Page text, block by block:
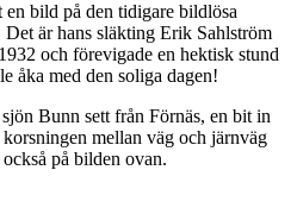
bild på den tidigare bildlösa
är hans släkting Erik Sahlström
och förevigade en hektisk stund
åka med den soliga dagen!
Bunn sett från Förnäs, en bit in
mellan väg och järnväg
på bilden ovan.